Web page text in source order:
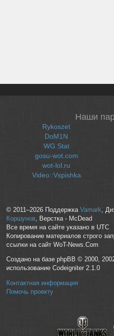
Наши
Rykoszet
DoM1N
WG Stat
gosu-wot.com
wot-lol.ru
Video::Vspishka
© 2011–2026 Поддержка Vamark ,
Коршунов, Верстка - McDead
Все время на сайте указано в UTC
Копирование материалов строго
ссылки на сайт WoT-News.Com
Создано на базе phpBB © 2000,
использование Codeigniter 2.1.0
Контактная информация
Помочь проекту